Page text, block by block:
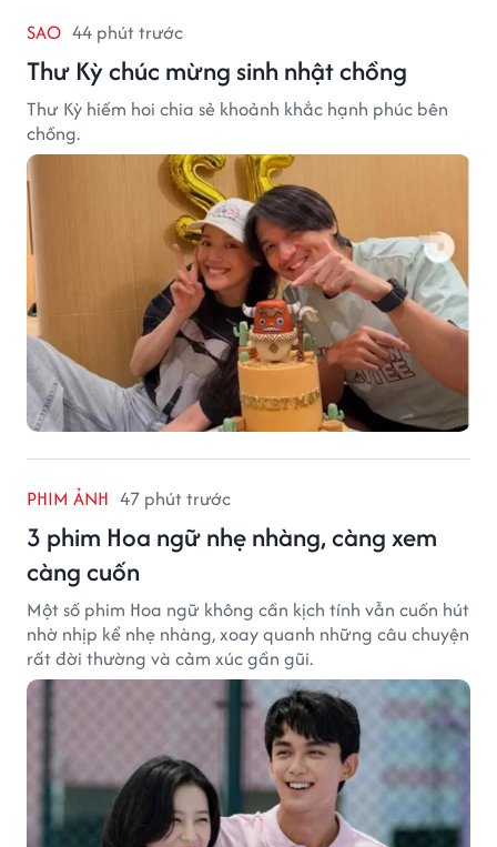
SAO 44 phút trước
Thư Kỳ chúc mừng sinh nhật chồng
Thư Kỳ hiếm hoi chia sẻ khoảnh khắc hạnh phúc bên
chồng.
PHIM ẢNH 47 phút trước
3 phim Hoa ngữ nhẹ nhàng, càng xem
càng cuốn
Một số phim Hoa ngữ không cần kịch tính vẫn cuốn hút
nhờ nhịp kể nhẹ nhàng, xoay quanh những câu chuyện
rất đời thường và cảm xúc gần gũi.